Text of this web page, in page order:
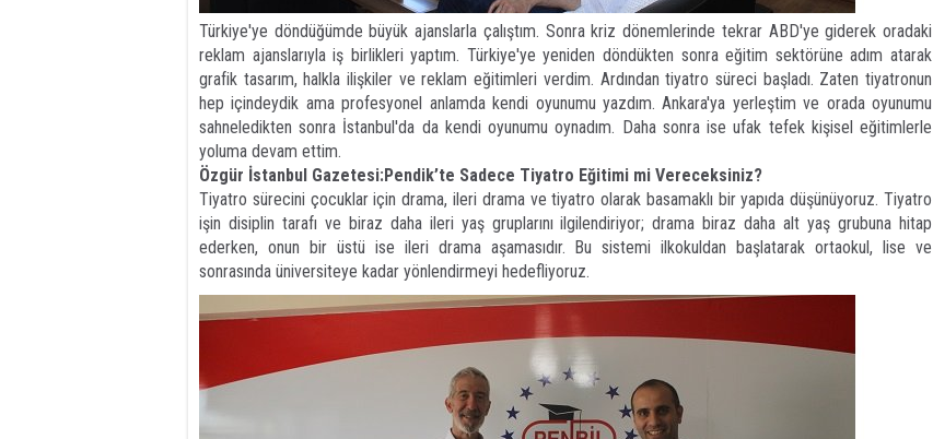
​Türkiye'ye döndüğümde büyük ajanslarla çalıştım. Sonra kriz dönemlerinde tekrar ABD'ye giderek oradaki
reklam ajanslarıyla iş birlikleri yaptım. Türkiye'ye yeniden döndükten sonra eğitim sektörüne adım atarak
grafik tasarım, halkla ilişkiler ve reklam eğitimleri verdim. Ardından tiyatro süreci başladı. Zaten tiyatronun
hep içindeydik ama profesyonel anlamda kendi oyunumu yazdım. Ankara'ya yerleştim ve orada oyunumu
sahneledikten sonra İstanbul'da da kendi oyunumu oynadım. Daha sonra ise ufak tefek kişisel eğitimlerle
yoluma devam ettim.
Özgür İstanbul Gazetesi:​Pendik’te Sadece Tiyatro Eğitimi mi Vereceksiniz?
​Tiyatro sürecini çocuklar için drama, ileri drama ve tiyatro olarak basamaklı bir yapıda düşünüyoruz. Tiyatro
işin disiplin tarafı ve biraz daha ileri yaş gruplarını ilgilendiriyor; drama biraz daha alt yaş grubuna hitap
ederken, onun bir üstü ise ileri drama aşamasıdır. Bu sistemi ilkokuldan başlatarak ortaokul, lise ve
sonrasında üniversiteye kadar yönlendirmeyi hedefliyoruz.